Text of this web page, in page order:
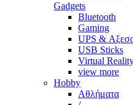
Gadgets
Bluetooth
Gaming
UPS &
USB Sticks
Virtual
view more
Hobby
Αθλήματα